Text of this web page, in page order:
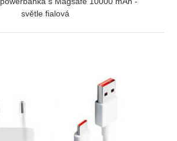
světle fialová